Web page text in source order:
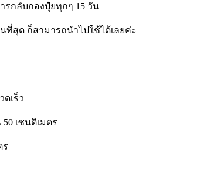
รกลับกองปุ๋ยทุกๆ 15 วัน
ที่สุด ก็สามารถนำไปใช้ได้เลยค่ะ
เร็ว
เซนติเมตร
ร